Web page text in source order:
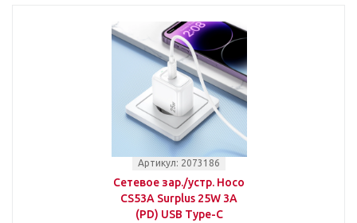
Артикул: 2073186
Сетевое зар./устр. Hoco
CS53A Surplus 25W 3A
(PD) USB Type-C